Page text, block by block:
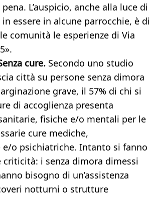
L’auspicio, anche alla luce di
essere in alcune parrocchie, è di
comunità le esperienze di Via
cure. Secondo uno studio
città su persone senza dimora
grave, il 57% di chi si
di accoglienza presenta
fisiche e/o mentali per le
cure mediche,
o psichiatriche. Intanto si fanno
criticità: i senza dimora dimessi
bisogno di un’assistenza
notturni o strutture